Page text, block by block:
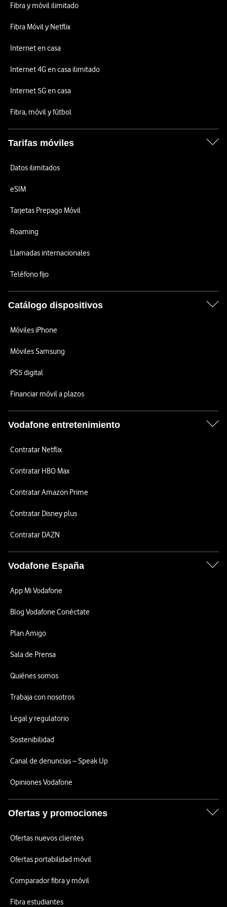
Fibra y móvil ilimitado
Fibra Móvil y Netflix
Internet en casa
Internet 4G en casa ilimitado
Internet 5G en casa
Fibra, móvil y fútbol
Tarifas móviles
Datos ilimitados
eSIM
Tarjetas Prepago Móvil
Roaming
Llamadas internacionales
Teléfono fijo
Catálogo dispositivos
Móviles iPhone
Móviles Samsung
PS5 digital
Financiar móvil a plazos
Vodafone entretenimiento
Contratar Netflix
Contratar HBO Max
Contratar Amazon Prime
Contratar Disney plus
Contratar DAZN
Vodafone España
App Mi Vodafone
Blog Vodafone Conéctate
Plan Amigo
Sala de Prensa
Quiénes somos
Trabaja con nosotros
Legal y regulatorio
Sostenibilidad
Canal de denuncias – Speak Up
Opiniones Vodafone
Ofertas y promociones
Ofertas nuevos clientes
Ofertas portabilidad móvil
Comparador fibra y móvil
Fibra estudiantes